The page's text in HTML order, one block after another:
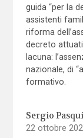
guida “per la
assistenti
riforma
decreto
lacuna:
nazionale, di
formativo.
Sergio
22 ottobre